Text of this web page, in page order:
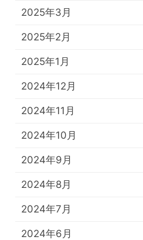
2025年3月
2025年2月
2025年1月
2024年12月
2024年11月
2024年10月
2024年9月
2024年8月
2024年7月
2024年6月